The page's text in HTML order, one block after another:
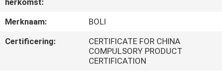
OVER
ONS
FABRIEKSTOCHT
herkomst:
Merknaam:
BOLI
Certificering:
CERTIFICATE FOR CHINA
COMPULSORY PRODUCT
CERTIFICATION